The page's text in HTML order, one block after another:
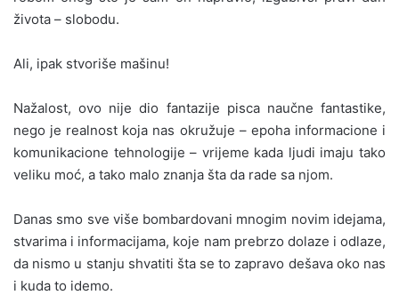
života – slobodu.
Ali, ipak stvoriše mašinu!
Nažalost, ovo nije dio fantazije pisca naučne fantastike,
nego je realnost koja nas okružuje – epoha informacione i
komunikacione tehnologije – vrijeme kada ljudi imaju tako
veliku moć, a tako malo znanja šta da rade sa njom.
Danas smo sve više bombardovani mnogim novim idejama,
stvarima i informacijama, koje nam prebrzo dolaze i odlaze,
da nismo u stanju shvatiti šta se to zapravo dešava oko nas
i kuda to idemo.